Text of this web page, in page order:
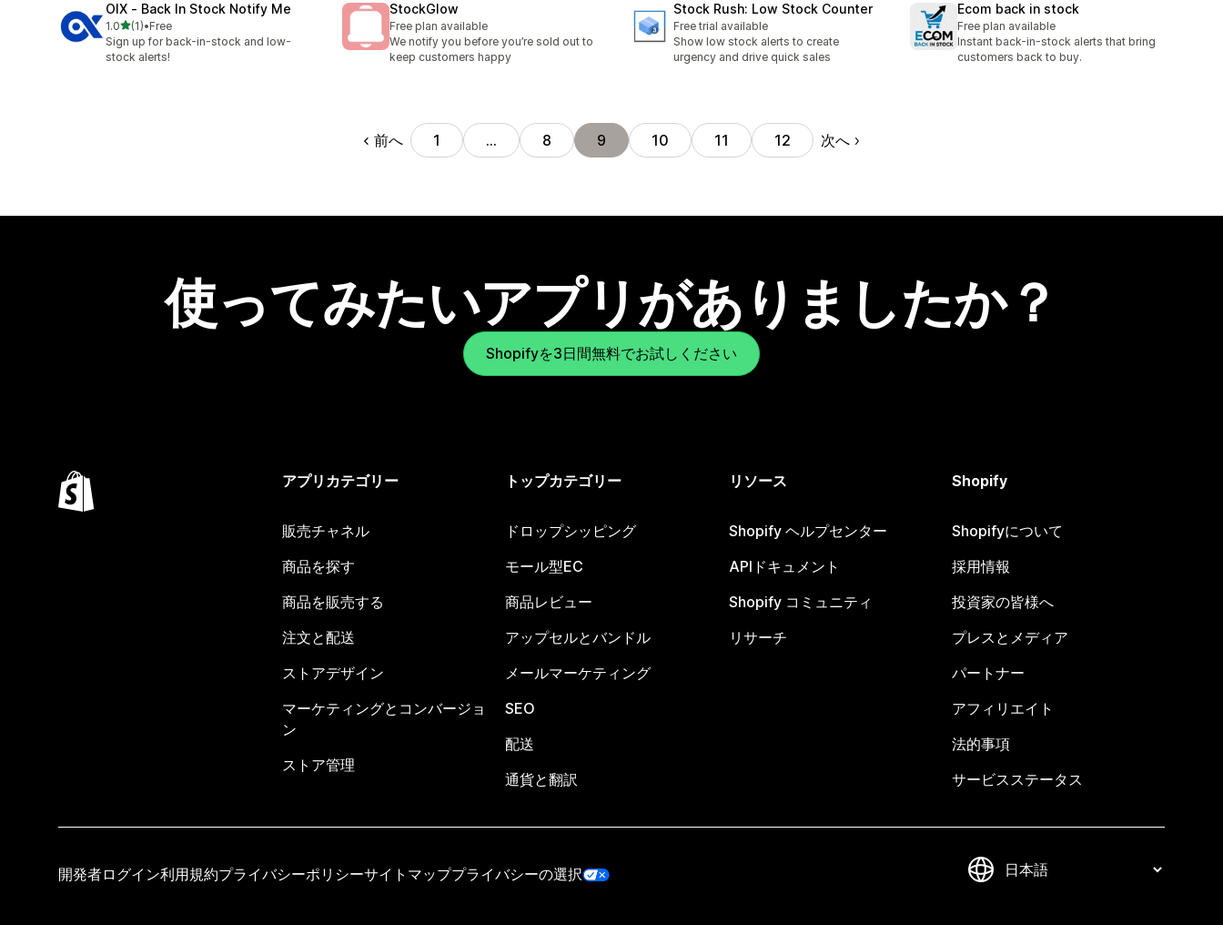
OIX ‑ Back In Stock Notify Me
1.05つ星中
(1)
合計レビュー数：1件
•Free
Sign up for back-in-stock and low-
stock alerts!
StockGlow
Free plan available
We notify you before you’re sold out to
keep customers happy
Stock Rush: Low Stock Counter
Free trial available
Show low stock alerts to create
urgency and drive quick sales
Ecom back in stock
Free plan available
Instant back-in-stock alerts that bring
customers back to buy.
前へ 1 … 8 9 10 11 12 次へ
使ってみたいアプリがありましたか？
Shopifyを3日間無料でお試しください
アプリカテゴリー
販売チャネル
商品を探す
商品を販売する
注文と配送
ストアデザイン
マーケティングとコンバージョ
ン
ストア管理
トップカテゴリー
ドロップシッピング
モール型EC
商品レビュー
アップセルとバンドル
メールマーケティング
SEO
配送
通貨と翻訳
リソース
Shopify ヘルプセンター
APIドキュメント
Shopify コミュニティ
リサーチ
Shopify
Shopifyについて
採用情報
投資家の皆様へ
プレスとメディア
パートナー
アフィリエイト
法的事項
サービスステータス
開発者ログイン利用規約プライバシーポリシーサイトマッププライバシーの選択